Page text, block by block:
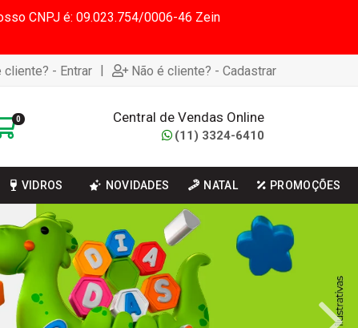
CNPJ é: 09.023.754/0006-46 Zein
cliente? - Entrar | Não é cliente? - Cadastrar
0 Central de Vendas Online
(11) 3324-6410
VIDROS NOVIDADES NATAL PROMOÇÕES